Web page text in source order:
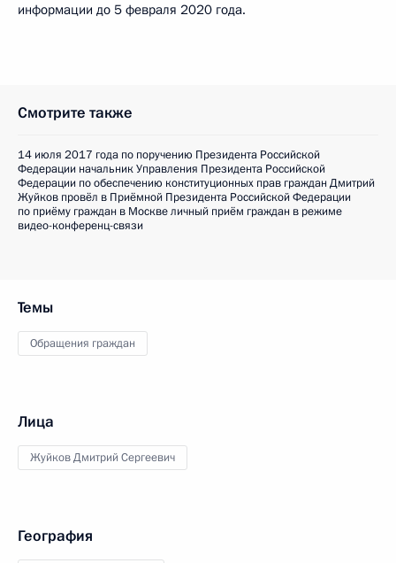
информации до 5 февраля 2020 года.
Смотрите также
14 июля 2017 года по поручению Президента Российской
Федерации начальник Управления Президента Российской
Федерации по обеспечению конституционных прав граждан Дмитрий
Жуйков провёл в Приёмной Президента Российской Федерации
по приёму граждан в Москве личный приём граждан в режиме
видео-конференц-связи
Темы
Обращения граждан
Лица
Жуйков Дмитрий Сергеевич
География